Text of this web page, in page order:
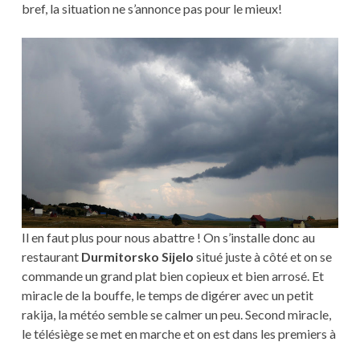
bref, la situation ne s’annonce pas pour le mieux!
Il en faut plus pour nous abattre ! On s’installe donc au
restaurant Durmitorsko Sijelo situé juste à côté et on se
commande un grand plat bien copieux et bien arrosé. Et
miracle de la bouffe, le temps de digérer avec un petit
rakija, la météo semble se calmer un peu. Second miracle,
le télésiège se met en marche et on est dans les premiers à